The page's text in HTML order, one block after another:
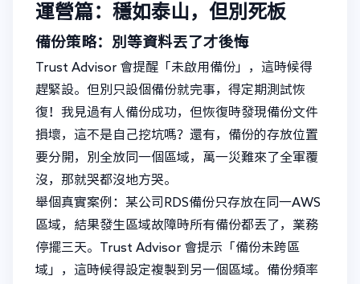
運營篇：穩如泰山，但別死板
備份策略：別等資料丟了才後悔
Trust Advisor 會提醒「未啟用備份」，這時候得
趕緊設。但別只設個備份就完事，得定期測試恢
復！我見過有人備份成功，但恢復時發現備份文件
損壞，這不是自己挖坑嗎？還有，備份的存放位置
要分開，別全放同一個區域，萬一災難來了全軍覆
沒，那就哭都沒地方哭。
舉個真實案例：某公司RDS備份只存放在同一AWS
區域，結果發生區域故障時所有備份都丟了，業務
停擺三天。Trust Advisor 會提示「備份未跨區
域」，這時候得設定複製到另一個區域。備份頻率